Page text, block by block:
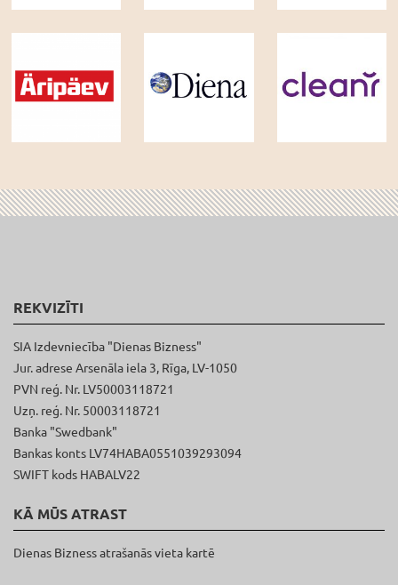
REKVIZĪTI
SIA Izdevniecība "Dienas Bizness"
Jur. adrese Arsenāla iela 3, Rīga, LV-1050
PVN reģ. Nr. LV50003118721
Uzņ. reģ. Nr. 50003118721
Banka "Swedbank"
Bankas konts LV74HABA0551039293094
SWIFT kods HABALV22
KĀ MŪS ATRAST
Dienas Bizness atrašanās vieta kartē